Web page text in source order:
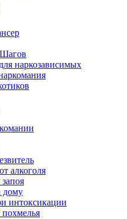
наркозависимых
алкоголя
дому
интоксикации